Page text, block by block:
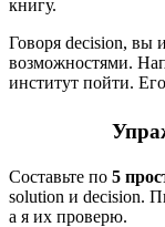
книгу.
Говоря deсision, вы
возможностями.
институт пойти.
Составьте по 5
solution и decision.
а я их проверю.